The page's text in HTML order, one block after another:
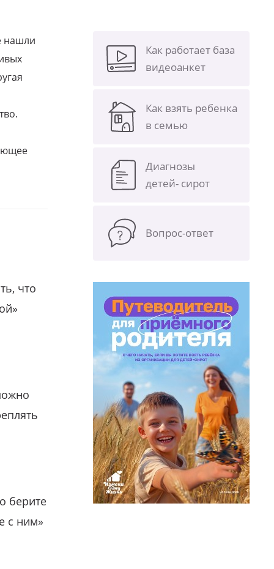
нашли
что
берите
с ним»
Как работает база
видеоанкет
Как взять ребенка
в семью
Диагнозы
детей- сирот
Вопрос-ответ